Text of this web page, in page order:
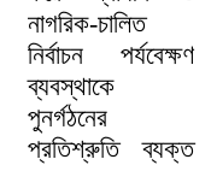
নাগরিক-চালিত
নির্বাচন পর্যবেক্ষণ
ব্যবস্থাকে
পুনর্গঠনের
প্রতিশ্রুতি ব্যক্ত